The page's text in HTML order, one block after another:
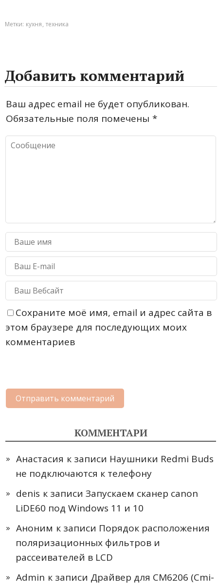
Метки: кухня, техника
Добавить комментарий
Ваш адрес email не будет опубликован.
Обязательные поля помечены *
Сохраните моё имя, email и адрес сайта в
этом браузере для последующих моих
комментариев
КОММЕНТАРИ
Анастасия к записи Наушники Redmi Buds
не подключаются к телефону
denis к записи Запускаем сканер canon
LiDE60 под Windows 11 и 10
Аноним к записи Порядок расположения
поляризационных фильтров и
рассеивателей в LCD
Admin к записи Драйвер для CM6206 (Cmi-